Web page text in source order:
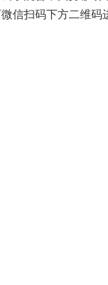
信扫码下方二维码